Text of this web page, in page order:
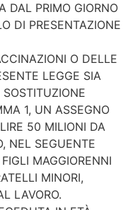
DAL PRIMO GIORNO
DI PRESENTAZIONE
O DELLE
LEGGE SIA
1, UN ASSEGNO
50 MILIONI DA
NEL SEGUENTE
MAGGIORENNI
MINORI,
LAVORO.